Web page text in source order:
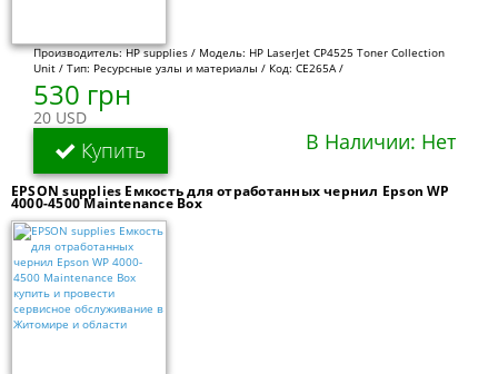
Производитель: HP supplies / Модель: HP LaserJet CP4525 Toner Collection
Unit / Тип: Ресурсные узлы и материалы / Код: CE265A /
530 грн
20 USD
Купить В Наличии: Нет
EPSON supplies Емкость для отработанных чернил Epson WP
4000-4500 Maintenance Box